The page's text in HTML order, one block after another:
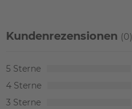
Kundenrezensionen (0)
5
4
3